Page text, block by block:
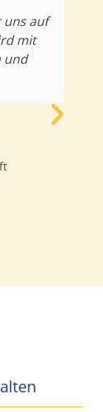
uns auf
mit
und